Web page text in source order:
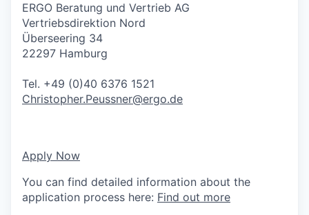
ERGO Beratung und Vertrieb AG
Vertriebsdirektion Nord
Überseering 34
22297 Hamburg
Tel. +49 (0)40 6376 1521
Christopher.Peussner@ergo.de
Apply Now
You can find detailed information about the
application process here: Find out more